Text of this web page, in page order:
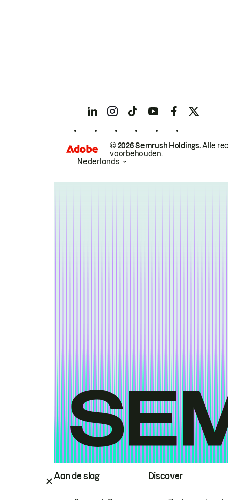
Aan de slag Discover
© 2026 Semrush Holdings.Alle
voorbehouden.
Nederlands